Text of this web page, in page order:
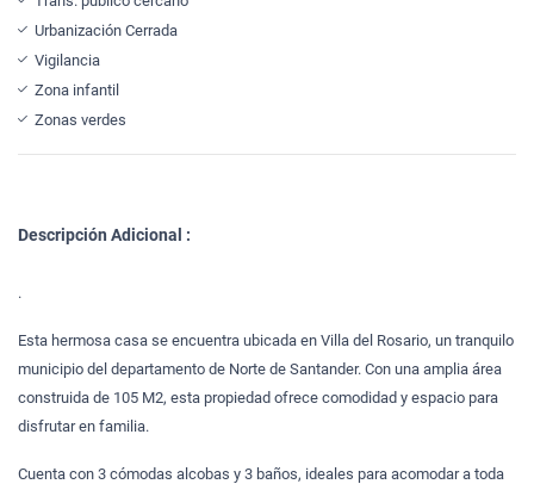
Urbanización Cerrada
Vigilancia
Zona infantil
Zonas verdes
Descripción Adicional :
.
Esta hermosa casa se encuentra ubicada en Villa del Rosario, un tranquilo
municipio del departamento de Norte de Santander. Con una amplia área
construida de 105 M2, esta propiedad ofrece comodidad y espacio para
disfrutar en familia.
Cuenta con 3 cómodas alcobas y 3 baños, ideales para acomodar a toda